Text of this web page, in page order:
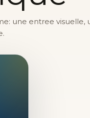
une entree visuelle,